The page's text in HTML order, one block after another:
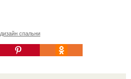
дизайн спальни